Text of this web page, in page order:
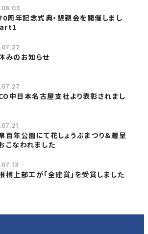
周年記念式典・懇親会を開催しまし
みのお知らせ
中日本名古屋支社より表彰されまし
百年公園にて花しょうぶまつり&贈呈
こなわれました
橋上部工が「全建賞」を受賞しました